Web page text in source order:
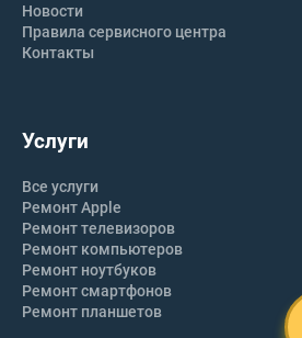
Услуги
Все услуги
Ремонт Apple
Ремонт телевизоров
Ремонт компьютеров
Ремонт ноутбуков
Ремонт смартфонов
Ремонт планшетов
Новости
Правила сервисного центра
Контакты